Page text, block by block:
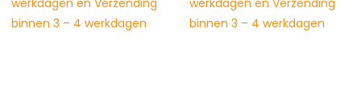
werkdagen en Verzending
binnen 3 – 4 werkdagen
werkdagen en Verzending
binnen 3 – 4 werkdagen